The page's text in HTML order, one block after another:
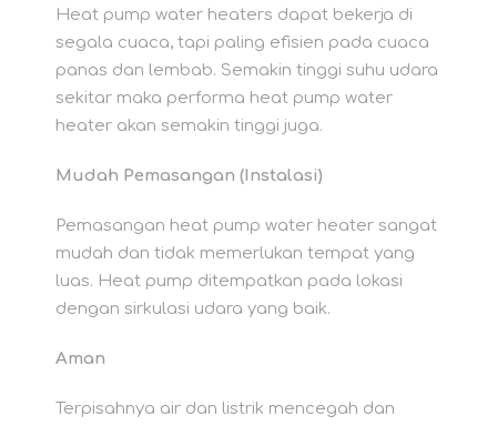
Heat pump water heaters dapat bekerja di
segala cuaca, tapi paling efisien pada cuaca
panas dan lembab. Semakin tinggi suhu udara
sekitar maka performa heat pump water
heater akan semakin tinggi juga.
Mudah Pemasangan (Instalasi)
Pemasangan heat pump water heater sangat
mudah dan tidak memerlukan tempat yang
luas. Heat pump ditempatkan pada lokasi
dengan sirkulasi udara yang baik.
Aman
Terpisahnya air dan listrik mencegah dan